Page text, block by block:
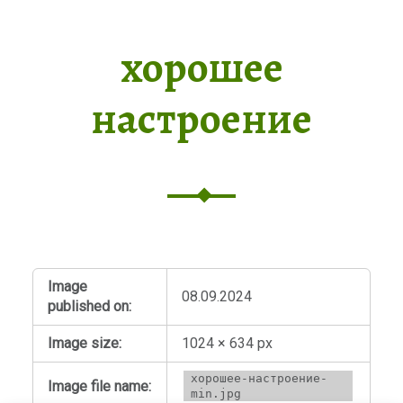
хорошее
настроение
Image
published on:
08.09.2024
Image size: 1024 × 634 px
Image file name:
хорошее-настроение-
min.jpg